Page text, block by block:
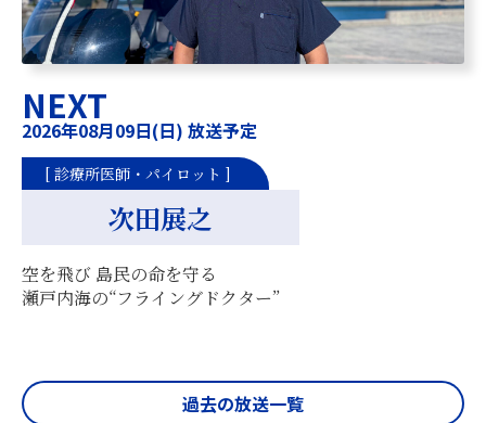
NEXT
2026年08月09日(日) 放送予定
次田展之
[ 診療所医師・パイロット ]
空を飛び 島民の命を守る
瀬戸内海の“フライングドクター”
過去の放送一覧